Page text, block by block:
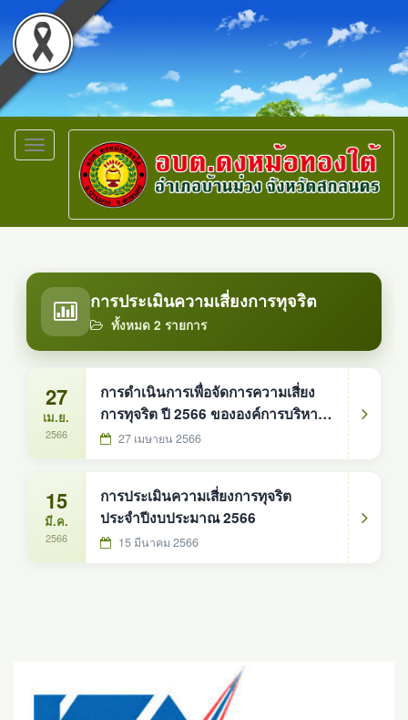
Toggle
navigation
การประเมินความเสี่ยงการทุจริต
ทั้งหมด 2 รายการ
27
เม.ย.
2566
การดำเนินการเพื่อจัดการความเสี่ยง
การทุจริต ปี 2566 ขององค์การบริหาร
ส่วนตำบลดงหม้อทองใต้ อำเภอ
27 เมษายน 2566
15
มี.ค.
2566
การประเมินความเสี่ยงการทุจริต
ประจำปีงบประมาณ 2566
15 มีนาคม 2566